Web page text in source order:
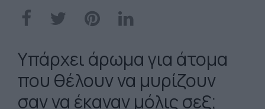
Υπάρχει άρωμα για άτομα
που θέλουν να μυρίζουν
σαν να έκαναν μόλις σεξ;